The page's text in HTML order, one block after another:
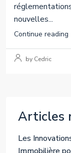
nouvelles...
Continue reading
by Cedric
Articles
Les